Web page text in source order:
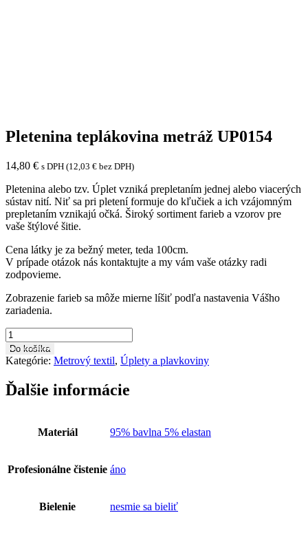
Pletenina teplákovina metráž UP0154
14,80 € s DPH (12,03 € bez DPH)
Pletenina alebo tzv. Úplet vzniká prepletaním jednej alebo viacerých
sústav nití. Niť sa pri pletení formuje do kľučiek a ich vzájomným
prepletaním vznikajú očká. Široký sortiment farieb a vzorov pre
vaše štýlové šitie.
Cena látky je za bežný meter, teda 100cm.
V prípade otázok nás kontaktujte a my vám vaše otázky radi
zodpovieme.
Zobrazenie farieb sa môže mierne líšiť podľa nastavenia Vášho
zariadenia.
množstvo
Pletenina
teplákovina
metráž
UP0154
Do košíka
Kategórie: Metrový textil, Úplety a plavkoviny
Ďalšie informácie
Materiál 95% bavlna 5% elastan
Profesionálne čistenie áno
Bielenie nesmie sa bieliť